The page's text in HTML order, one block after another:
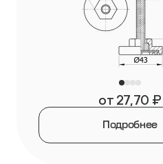
от 27,70 ₽
Подробнее